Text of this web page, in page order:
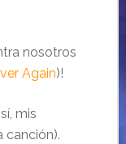
nosotros
Again)!
mis
canción).